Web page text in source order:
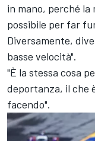
in mano, perché la
possibile per far
Diversamente,
basse velocità".
"È la stessa cosa
deportanza, il che
facendo".